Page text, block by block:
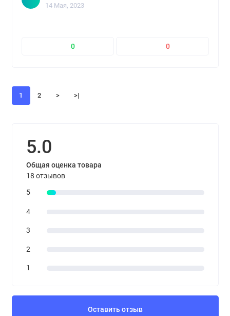
14 Мая, 2023
0 0
1 2 > >|
5.0
Общая оценка товара
18 отзывов
5
4
3
2
1
Оставить отзыв